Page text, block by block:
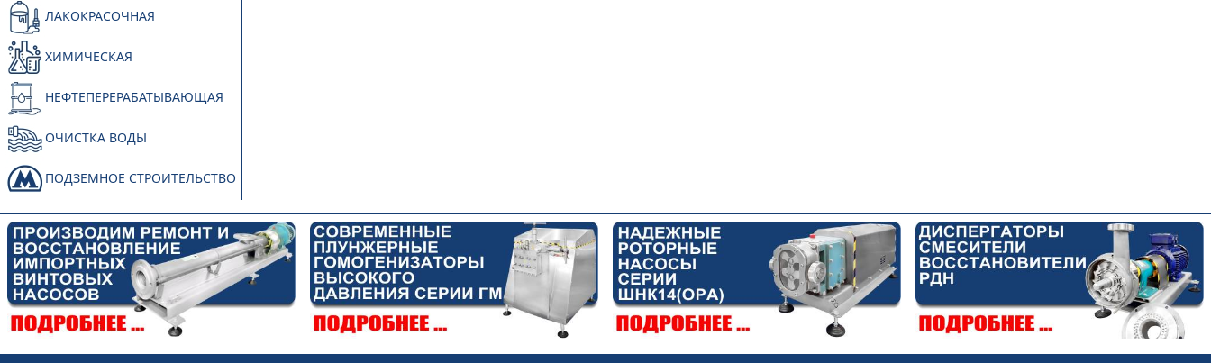
ЛАКОКРАСОЧНАЯ
ХИМИЧЕСКАЯ
НЕФТЕПЕРЕРАБАТЫВАЮЩАЯ
ОЧИСТКА ВОДЫ
ПОДЗЕМНОЕ СТРОИТЕЛЬСТВО